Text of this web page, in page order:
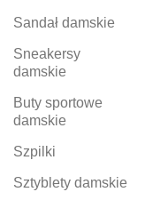
Sandał damskie
Sneakersy
damskie
Buty sportowe
damskie
Szpilki
Sztyblety damskie